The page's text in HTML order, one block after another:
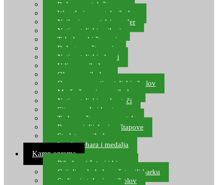
Role za match štapove
Waggleri za match ribolov
Najloni za match/waggler
Natjecateljski najloni
Teleskopski štapovi
Bolognese štapovi
Natjecateljski plovci
Udice za ribolov
Olovo za ribolov
Oprema za natjecateljski ribolov
Mreže čuvarice za ribolov
Natjecateljski podmetači
Sito, posude i kante
Torbe za štapove – match
Rezervni dijelovi za štapove
Starlete za ribolov
Izrada pehara i medalja
Kamp oprema
Ribolovni šatori i bivvy
Grijalice, kuhala za šator ili barku
Stolice i stolovi za ribolov